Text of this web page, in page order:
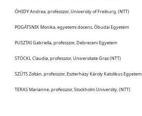
ÓHIDY Andrea, professzor, University of Freiburg, (NTT)
POGÁTSNIK Monika, egyetemi docens, Óbudai Egyetem
PUSZTAI Gabriella, professzor, Debreceni Egyetem
STÖCKL Claudia, professzor, Universitate Graz (NTT)
SZŰTS Zoltán, professzor, Eszterházy Károly Katolikus Egyetem
TERAS Marianne, professzor, Stockholm University, (NTT)